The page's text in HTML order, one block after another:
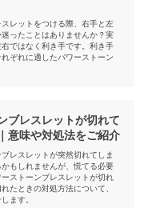
レットをつける際、右手と左
ったことはありませんか？実
ではなく利き手です。利き手
ぞれに適したパワーストーン
ブレスレットが切れて
意味や対処法をご紹介
レスレットが突然切れてしま
もしれませんが、慌てる必要
ストーンブレスレットが切れ
たときの対処方法について、
ます。